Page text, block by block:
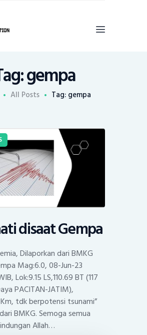
gempa
All Posts Tag: gempa
disaat Gempa
Dilaporkan dari BMKG
Mag:6.0, 08-Jun-23
Lok:9.15 LS,110.69 BT (117
PACITAN-JATIM),
tdk berpotensi tsunami”
BMKG. Semoga semua
Allah…